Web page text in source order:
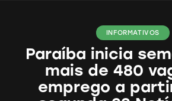
INFORMATIVOS
Paraíba inicia
mais de 480
emprego a